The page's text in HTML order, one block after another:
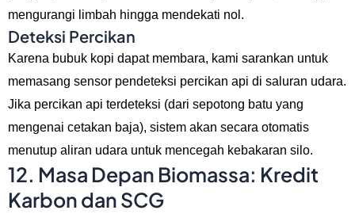
mengurangi limbah hingga mendekati nol.
Deteksi Percikan
Karena bubuk kopi dapat membara, kami sarankan untuk
memasang sensor pendeteksi percikan api di saluran udara.
Jika percikan api terdeteksi (dari sepotong batu yang
mengenai cetakan baja), sistem akan secara otomatis
menutup aliran udara untuk mencegah kebakaran silo.
12. Masa Depan Biomassa: Kredit
Karbon dan SCG